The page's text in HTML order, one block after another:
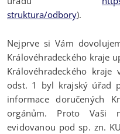
struktura/odbory).
Nejprve si Vám
Královéhradeckého kraje
Královéhradeckého
odst. 1 byl krajský úřad
informace doručených
orgánům. Proto Vaši
evidovanou pod sp. zn.